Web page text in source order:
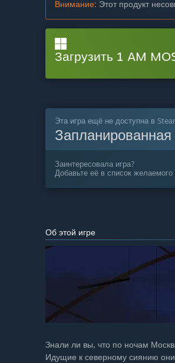
Внимание: Этот продукт
Загрузить 1 AM
Эта игра ещё не доступна в
Заинтересовала игра?
Добавьте её в список
Об этой игре
Знали ли вы, что по ночам
Идущие к северному сиянию они